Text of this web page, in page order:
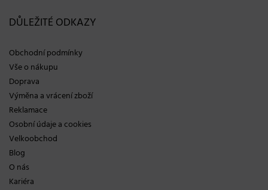
DŮLEŽITÉ ODKAZY
Obchodní podmínky
Vše o nákupu
Doprava
Výměna a vrácení zboží
Reklamace
Osobní údaje a cookies
Velkoobchod
Blog
O nás
Kariéra